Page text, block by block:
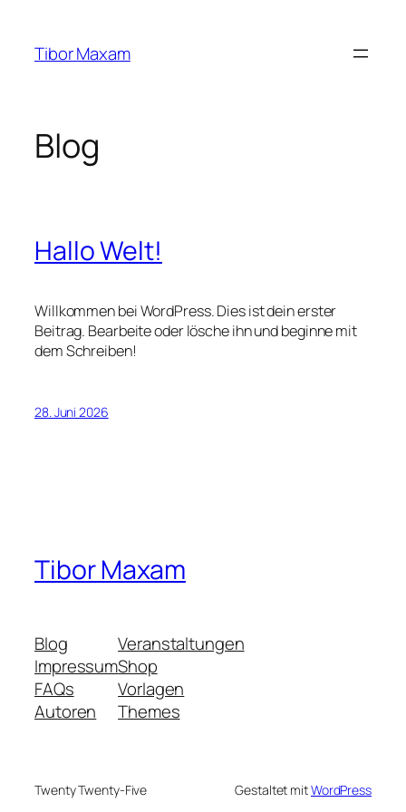
springen
Tibor Maxam
Blog
Hallo Welt!
Willkommen bei WordPress. Dies ist dein erster
Beitrag. Bearbeite oder lösche ihn und beginne mit
dem Schreiben!
28. Juni 2026
Tibor Maxam
Blog
Impressum
FAQs
Autoren
Veranstaltungen
Shop
Vorlagen
Themes
Twenty Twenty-Five Gestaltet mitWordPress